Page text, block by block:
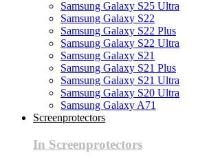
Samsung Galaxy S25 Ultra
Samsung Galaxy S22
Samsung Galaxy S22 Plus
Samsung Galaxy S22 Ultra
Samsung Galaxy S21
Samsung Galaxy S21 Plus
Samsung Galaxy S21 Ultra
Samsung Galaxy S20 Ultra
Samsung Galaxy A71
Screenprotectors
In Screenprotectors